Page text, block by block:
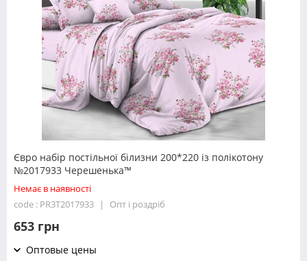
Євро набір постільної білизни 200*220 із полікотону
№2017933 Черешенька™
Немає в наявності
code : PR3T2017933
Опт і роздріб
653 грн
Оптовые цены